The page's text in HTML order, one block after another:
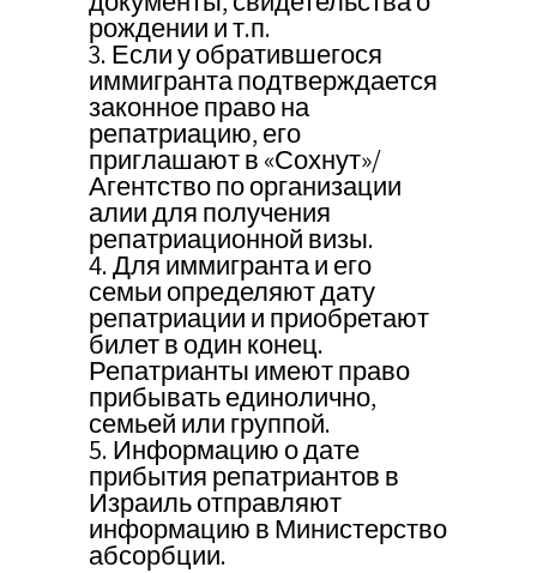
рождении и т.п.
3. Если у обратившегося
иммигранта подтверждается
законное право на
репатриацию, его
приглашают в «Сохнут»/
Агентство по организации
алии для получения
репатриационной визы.
4. Для иммигранта и его
семьи определяют дату
репатриации и приобретают
билет в один конец.
Репатрианты имеют право
прибывать единолично,
семьей или группой.
5. Информацию о дате
прибытия репатриантов в
Израиль отправляют
информацию в Министерство
абсорбции.